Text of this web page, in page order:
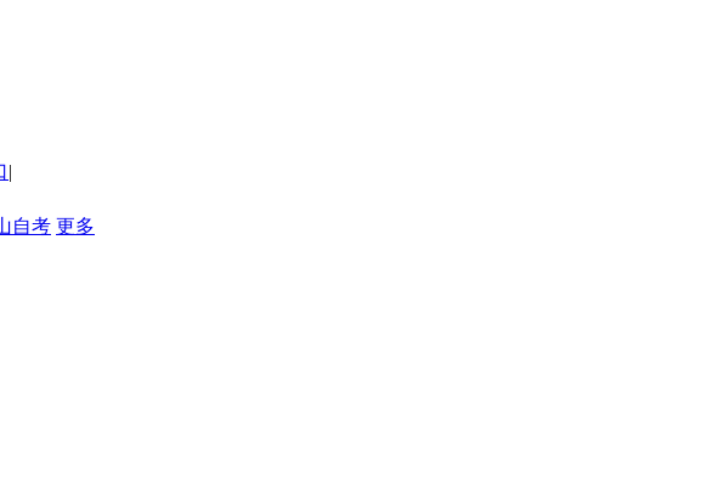
|
自考 更多